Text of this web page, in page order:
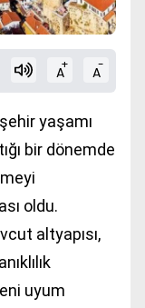
A+ A-
yaşamı
bir dönemde
oldu.
altyapısı,
uyum